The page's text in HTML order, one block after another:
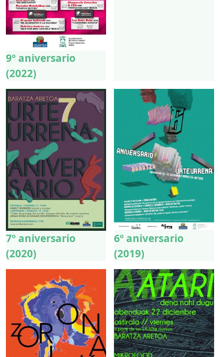
9º aniversario
(2022)
7º aniversario
(2020)
6º aniversario
(2019)